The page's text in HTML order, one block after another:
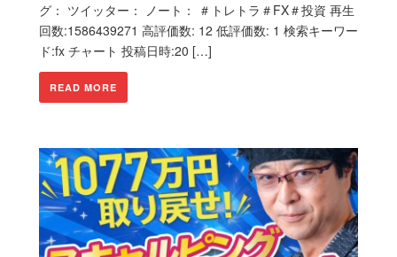
グ： ツイッター： ノート： ＃トレトラ＃FX＃投資 再生
回数:1586439271 高評価数: 12 低評価数: 1 検索キーワー
ド:fx チャート 投稿日時:20 […]
READ MORE